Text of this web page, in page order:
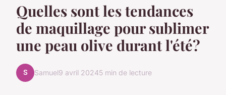
Quelles sont les tendances
de maquillage pour sublimer
une peau olive durant l'été?
S Samuel9 avril 20245 min de lecture